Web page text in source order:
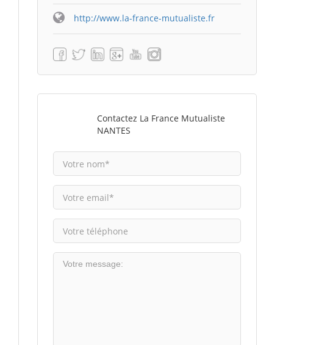
http://www.la-france-mutualiste.fr
Contactez La France Mutualiste
NANTES